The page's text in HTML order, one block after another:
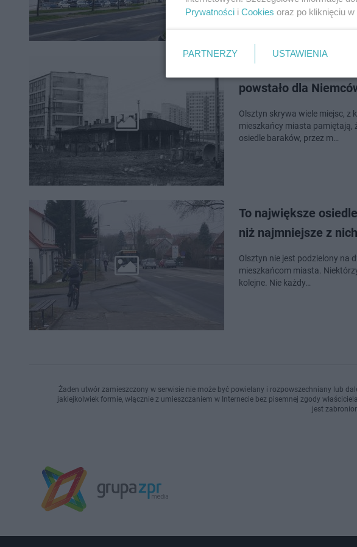
Tu znajdowała się
powstało dla
Olsztyn skrywa wiele miejsc, z
mieszkańcy miasta pamiętają,
osiedle baraków, przez m…
To największe
niż najmniejsze z
Olsztyn nie jest podzielony na
mieszkańcom miasta.
kolejne. Nie każdy…
Żaden utwór zamieszczony w serwisie nie może być powielany i rozpowszechniany lub
jakiejkolwiek formie, włącznie z umieszczaniem w Internecie bez pisemnej zgody
jest
Prywatności i Cookies oraz po kliknięciu w
PARTNERZY USTAWIENIA